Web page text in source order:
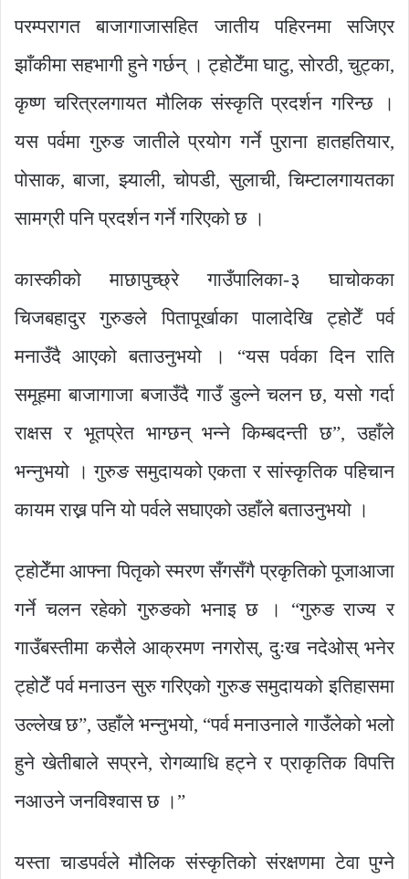
परम्परागत बाजागाजासहित जातीय पहिरनमा सजिएर
झाँकीमा सहभागी हुने गर्छन् । ट्होटेँमा घाटु, सोरठी, चुट्का,
कृष्ण चरित्रलगायत मौलिक संस्कृति प्रदर्शन गरिन्छ ।
यस पर्वमा गुरुङ जातीले प्रयोग गर्ने पुराना हातहतियार,
पोसाक, बाजा, झ्याली, चोपडी, सुलाची, चिम्टालगायतका
सामग्री पनि प्रदर्शन गर्ने गरिएको छ ।
कास्कीको माछापुच्छ्रे गाउँपालिका-३ घाचोकका
चिजबहादुर गुरुङले पितापूर्खाका पालादेखि ट्होटेँ पर्व
मनाउँदै आएको बताउनुभयो । “यस पर्वका दिन राति
समूहमा बाजागाजा बजाउँदै गाउँ डुल्ने चलन छ, यसो गर्दा
राक्षस र भूतप्रेत भाग्छन् भन्ने किम्बदन्ती छ”, उहाँले
भन्नुभयो । गुरुङ समुदायको एकता र सांस्कृतिक पहिचान
कायम राख्न पनि यो पर्वले सघाएको उहाँले बताउनुभयो ।
ट्होटेँमा आफ्ना पितृको स्मरण सँगसँगै प्रकृतिको पूजाआजा
गर्ने चलन रहेको गुरुङको भनाइ छ । “गुरुङ राज्य र
गाउँबस्तीमा कसैले आक्रमण नगरोस्, दुःख नदेओस् भनेर
ट्होटेँ पर्व मनाउन सुरु गरिएको गुरुङ समुदायको इतिहासमा
उल्लेख छ”, उहाँले भन्नुभयो, “पर्व मनाउनाले गाउँलेको भलो
हुने खेतीबाले सप्रने, रोगव्याधि हट्ने र प्राकृतिक विपत्ति
नआउने जनविश्वास छ ।”
यस्ता चाडपर्वले मौलिक संस्कृतिको संरक्षणमा टेवा पुग्ने